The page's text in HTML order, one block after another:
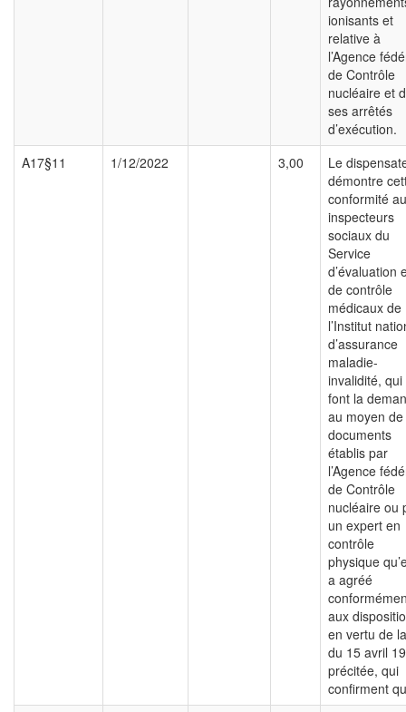
ionisants et
relative à
l’Agence
de Contrôle
nucléaire et
ses arrêtés
d’exécution.
A17§11
1/12/2022 3,00
Le
démontre
conformité
inspecteurs
sociaux du
Service
d’évaluation
de contrôle
médicaux de
l’Institut
d’assurance
maladie-
invalidité, qui
font la
au moyen de
documents
établis par
l’Agence
de Contrôle
nucléaire ou
un expert en
contrôle
physique
a agréé
aux
en vertu de
du 15 avril
précitée, qui
confirment